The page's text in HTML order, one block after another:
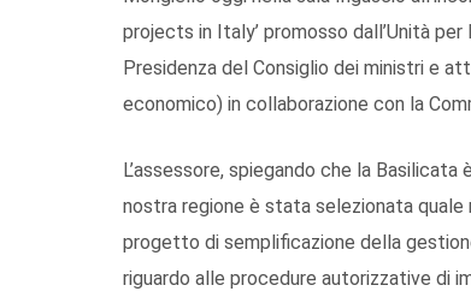
projects in Italy’ promosso dall’Unità
Presidenza del Consiglio dei ministri e
economico) in collaborazione con la
L’assessore, spiegando che la
nostra regione è stata selezionata quale
progetto di semplificazione della
riguardo alle procedure autorizzative di